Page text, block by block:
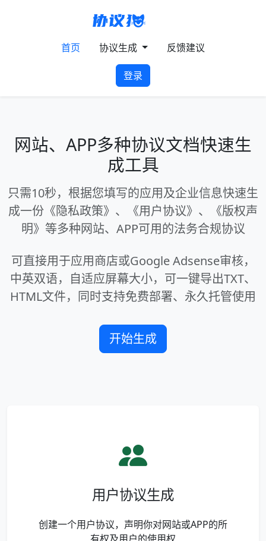
首页 协议生成 反馈建议
登录
网站、APP多种协议文档快速生
成工具
只需10秒，根据您填写的应用及企业信息快速生
成一份《隐私政策》、《用户协议》、《版权声
明》等多种网站、APP可用的法务合规协议
可直接用于应用商店或Google Adsense审核，
中英双语，自适应屏幕大小，可一键导出TXT、
HTML文件，同时支持免费部署、永久托管使用
开始生成
用户协议生成
创建一个用户协议，声明你对网站或APP的所